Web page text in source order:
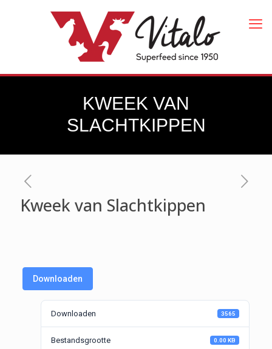
KWEEK VAN
SLACHTKIPPEN
Kweek van Slachtkippen
Downloaden
Downloaden 3565
Bestandsgrootte 0.00 KB